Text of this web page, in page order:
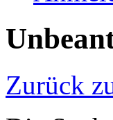
Zurück